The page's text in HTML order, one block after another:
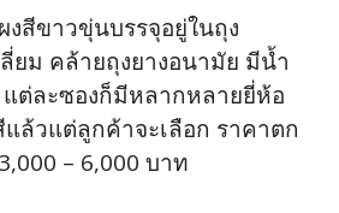
งสีขาวขุ่นบรรจุอยู่ในถุง
ยม คล้ายถุงยางอนามัย มีน้ำ
ต่ละซองก็มีหลากหลายยี่ห้อ
ล้วแต่ลูกค้าจะเลือก ราคาตก
– 6,000 บาท